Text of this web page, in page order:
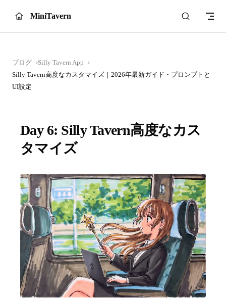
Skip to content
MiniTavern
ブログ
Silly Tavern App
Silly Tavern高度なカスタマイズ｜2026年最新ガイド・プロンプトと
UI設定
Day 6: Silly Tavern高度なカス
タマイズ